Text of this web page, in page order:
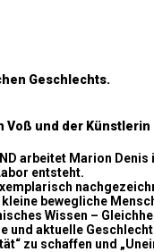
Geschlechts.
Voß und der
arbeitet Marion Denis
entsteht.
bewegliche
Wissen –
und aktuelle
zu schaffen und